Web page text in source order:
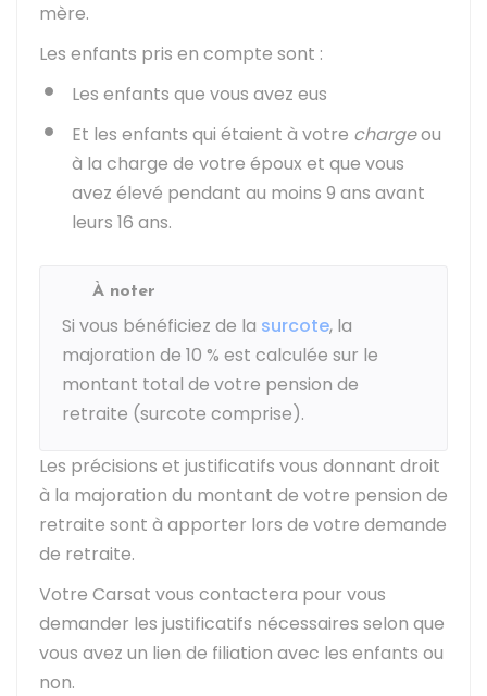
mère.
Les enfants pris en compte sont :
Les enfants que vous avez eus
Et les enfants qui étaient à votre chargeou
à la charge de votre époux et que vous
avez élevé pendant au moins 9 ans avant
leurs 16 ans.
À noter
Si vous bénéficiez de la surcote, la
majoration de 10 % est calculée sur le
montant total de votre pension de
retraite (surcote comprise).
Les précisions et justificatifs vous donnant droit
à la majoration du montant de votre pension de
retraite sont à apporter lors de votre demande
de retraite.
Votre Carsat vous contactera pour vous
demander les justificatifs nécessaires selon que
vous avez un lien de filiation avec les enfants ou
non.